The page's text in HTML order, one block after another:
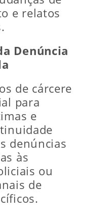
e relatos
Denúncia
de cárcere
para
e
denúncias
às
ou
de